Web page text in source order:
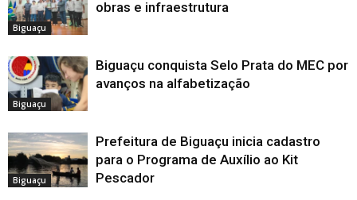
Biguaçu
obras e infraestrutura
Biguaçu
Biguaçu conquista Selo Prata do MEC por
avanços na alfabetização
Biguaçu
Prefeitura de Biguaçu inicia cadastro
para o Programa de Auxílio ao Kit
Pescador